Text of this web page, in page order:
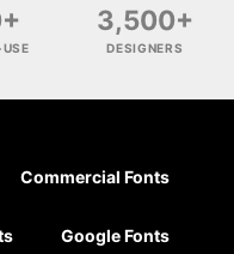
3,500+
DESIGNERS
Commercial Fonts
Google Fonts